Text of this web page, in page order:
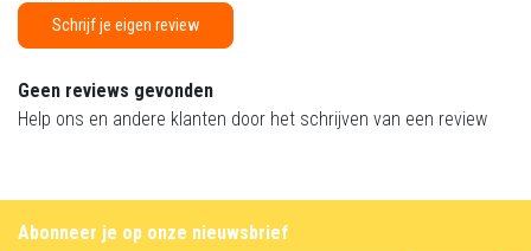
Schrijf je eigen review
Geen reviews gevonden
Help ons en andere klanten door het schrijven van een review
Abonneer je op onze nieuwsbrief